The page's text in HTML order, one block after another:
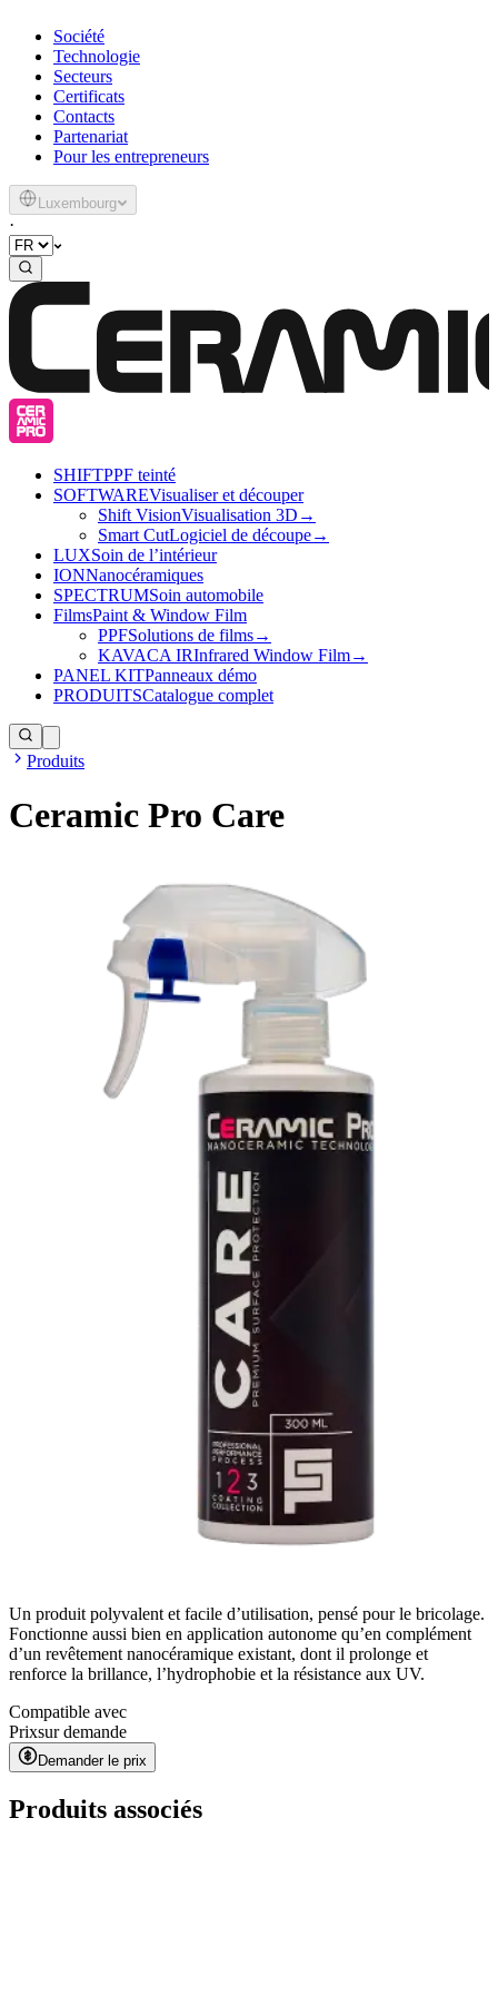
Société
Technologie
Secteurs
Certificats
Contacts
Partenariat
Pour les entrepreneurs
Luxembourg
·
SHIFTPPF teinté
SOFTWAREVisualiser et découper
Shift VisionVisualisation 3D →
Smart CutLogiciel de découpe→
LUXSoin de l’intérieur
IONNanocéramiques
SPECTRUMSoin automobile
FilmsPaint & Window Film
PPFSolutions de films→
KAVACA IRInfrared Window Film→
PANEL KITPanneaux démo
PRODUITSCatalogue complet
Produits
Ceramic Pro Care
Un produit polyvalent et facile d’utilisation, pensé pour le bricolage.
Fonctionne aussi bien en application autonome qu’en complément
d’un revêtement nanocéramique existant, dont il prolonge et
renforce la brillance, l’hydrophobie et la résistance aux UV.
Compatible avec
Prixsur demande
Demander le prix
Produits associés